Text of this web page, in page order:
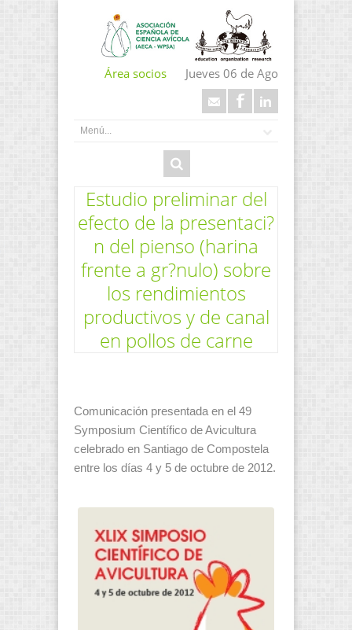
Área socios Jueves 06 de Ago
Estudio preliminar del
efecto de la presentaci?
n del pienso (harina
frente a gr?nulo) sobre
los rendimientos
productivos y de canal
en pollos de carne
Comunicación presentada en el 49
Symposium Científico de Avicultura
celebrado en Santiago de Compostela
entre los días 4 y 5 de octubre de 2012.